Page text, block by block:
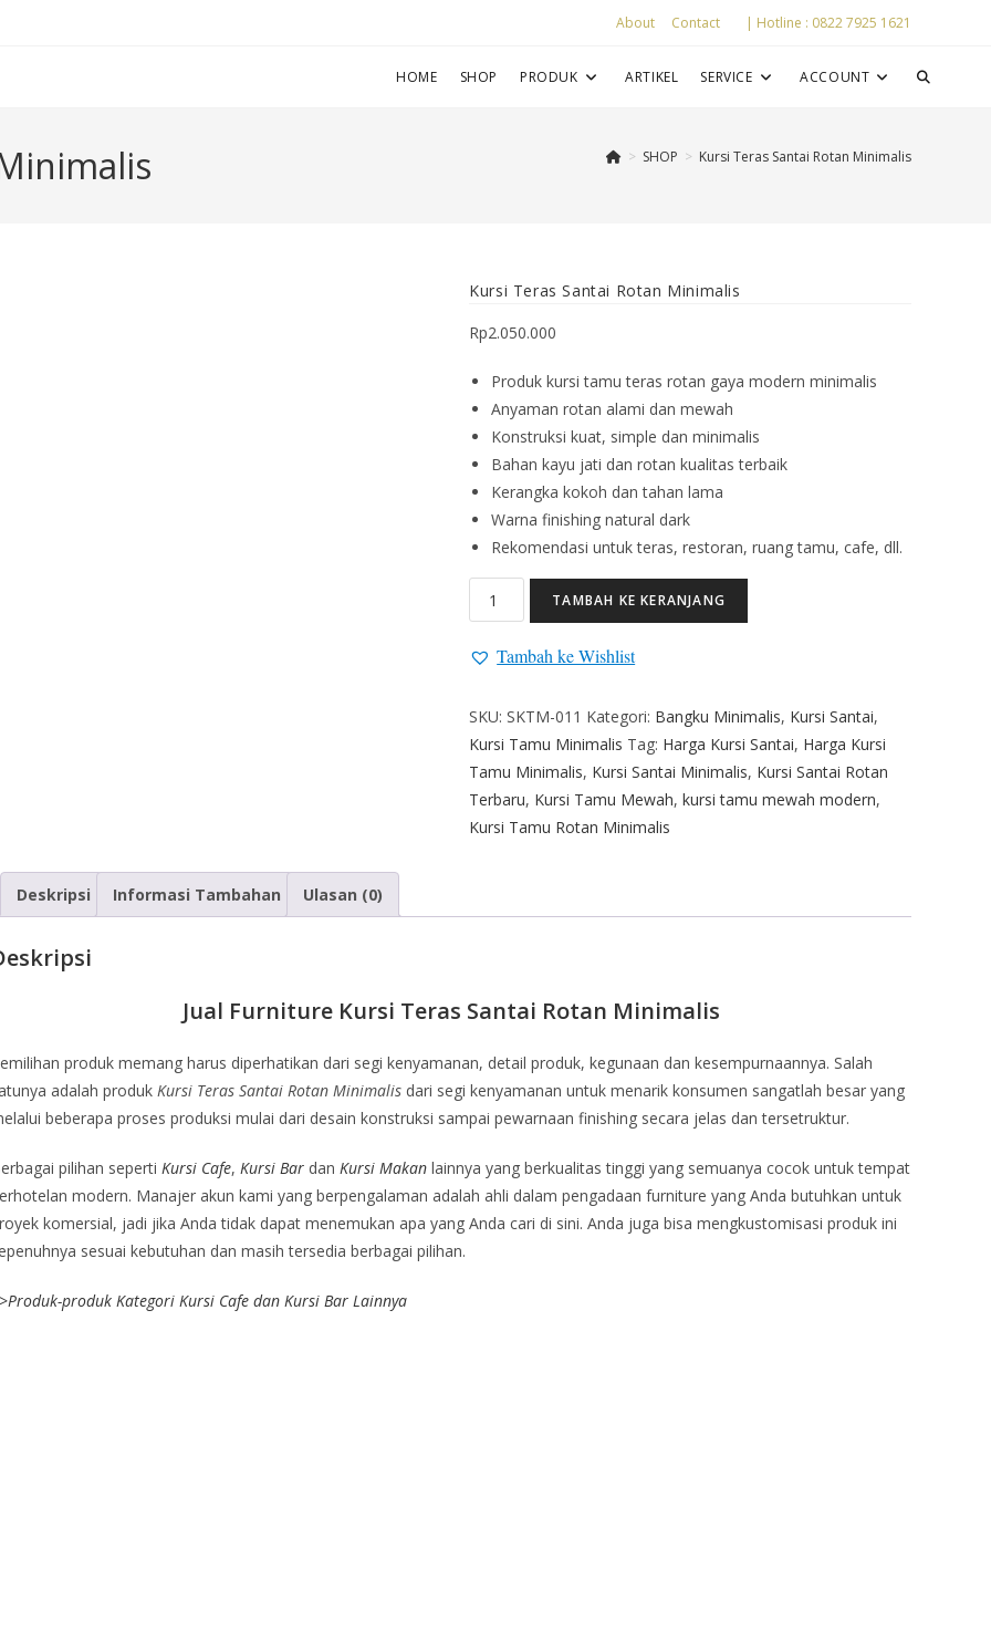
About Contact | Hotline : 0822 7925 1621
HOME SHOP PRODUK ARTIKEL SERVICE ACCOUNT
> SHOP > Kursi Teras Santai Rotan Minimalis
Kursi Teras Santai Rotan Minimalis
Rp2.050.000
Produk kursi tamu teras rotan gaya modern minimalis
Anyaman rotan alami dan mewah
Konstruksi kuat, simple dan minimalis
Bahan kayu jati dan rotan kualitas terbaik
Kerangka kokoh dan tahan lama
Warna finishing natural dark
Rekomendasi untuk teras, restoran, ruang tamu, cafe, dll.
TAMBAH KE KERANJANG
Tambah ke Wishlist
SKU:SKTM-011 Kategori: Bangku Minimalis, Kursi Santai,
Kursi Tamu Minimalis Tag: Harga Kursi Santai, Harga Kursi
Tamu Minimalis, Kursi Santai Minimalis, Kursi Santai Rotan
Terbaru, Kursi Tamu Mewah,kursi tamu mewah modern,
Kursi Tamu Rotan Minimalis
Deskripsi Informasi Tambahan Ulasan (0)
Jual Furniture Kursi Teras Santai Rotan Minimalis
produk memang harus diperhatikan dari segi kenyamanan, detail produk, kegunaan dan kesempurnaannya. Salah
adalah produk Kursi Teras Santai Rotan Minimalis dari segi kenyamanan untuk menarik konsumen sangatlah besar yang
beberapa proses produksi mulai dari desain konstruksi sampai pewarnaan finishing secara jelas dan tersetruktur.
pilihan seperti Kursi Cafe, Kursi Bar dan Kursi Makan lainnya yang berkualitas tinggi yang semuanya cocok untuk tempat
modern. Manajer akun kami yang berpengalaman adalah ahli dalam pengadaan furniture yang Anda butuhkan untuk
komersial, jadi jika Anda tidak dapat menemukan apa yang Anda cari di sini. Anda juga bisa mengkustomisasi produk ini
sesuai kebutuhan dan masih tersedia berbagai pilihan.
Produk-produk Kategori Kursi Cafe dan Kursi Bar Lainnya